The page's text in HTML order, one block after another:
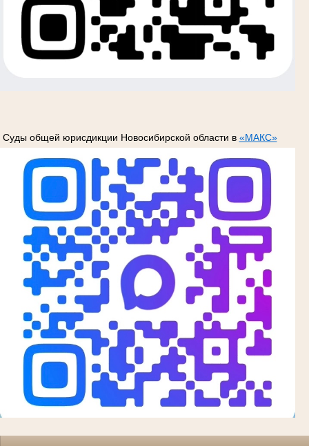
Суды общей юрисдикции Новосибирской области в «МАКС»